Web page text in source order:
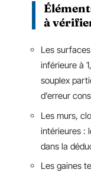
à
Les
inférieure à
souplex
d’erreur
Les murs,
intérieures :
dans la
Les gaines